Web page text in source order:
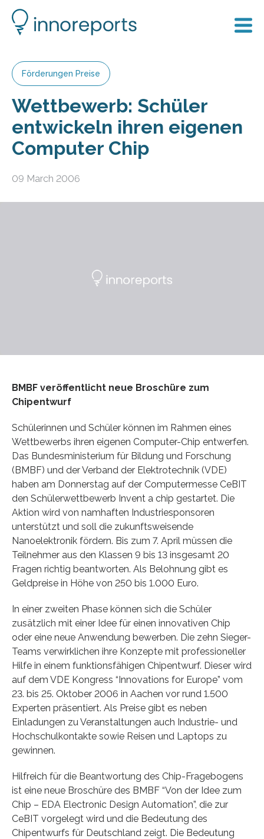
Förderungen Preise
Wettbewerb: Schüler
entwickeln ihren eigenen
Computer Chip
09 March 2006
BMBF veröffentlicht neue Broschüre zum
Chipentwurf
Schülerinnen und Schüler können im Rahmen eines
Wettbewerbs ihren eigenen Computer-Chip entwerfen.
Das Bundesministerium für Bildung und Forschung
(BMBF) und der Verband der Elektrotechnik (VDE)
haben am Donnerstag auf der Computermesse CeBIT
den Schülerwettbewerb Invent a chip gestartet. Die
Aktion wird von namhaften Industriesponsoren
unterstützt und soll die zukunftsweisende
Nanoelektronik fördern. Bis zum 7. April müssen die
Teilnehmer aus den Klassen 9 bis 13 insgesamt 20
Fragen richtig beantworten. Als Belohnung gibt es
Geldpreise in Höhe von 250 bis 1.000 Euro.
In einer zweiten Phase können sich die Schüler
zusätzlich mit einer Idee für einen innovativen Chip
oder eine neue Anwendung bewerben. Die zehn Sieger-
Teams verwirklichen ihre Konzepte mit professioneller
Hilfe in einem funktionsfähigen Chipentwurf. Dieser wird
auf dem VDE Kongress “Innovations for Europe” vom
23. bis 25. Oktober 2006 in Aachen vor rund 1.500
Experten präsentiert. Als Preise gibt es neben
Einladungen zu Veranstaltungen auch Industrie- und
Hochschulkontakte sowie Reisen und Laptops zu
gewinnen.
Hilfreich für die Beantwortung des Chip-Fragebogens
ist eine neue Broschüre des BMBF “Von der Idee zum
Chip – EDA Electronic Design Automation”, die zur
CeBIT vorgelegt wird und die Bedeutung des
Chipentwurfs für Deutschland zeigt. Die Bedeutung